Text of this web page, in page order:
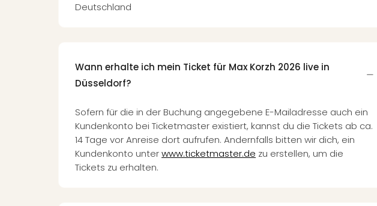
Deutschland
Wann erhalte ich mein Ticket für Max Korzh 2026 live in
Düsseldorf?
Sofern für die in der Buchung angegebene E-Mailadresse auch ein
Kundenkonto bei Ticketmaster existiert, kannst du die Tickets ab ca.
14 Tage vor Anreise dort aufrufen. Andernfalls bitten wir dich, ein
Kundenkonto unterwww.ticketmaster.de zu erstellen, um die
Tickets zu erhalten.